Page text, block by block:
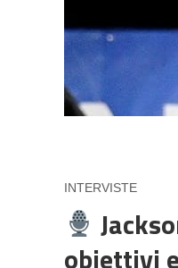
INTERVISTE
obiettivi